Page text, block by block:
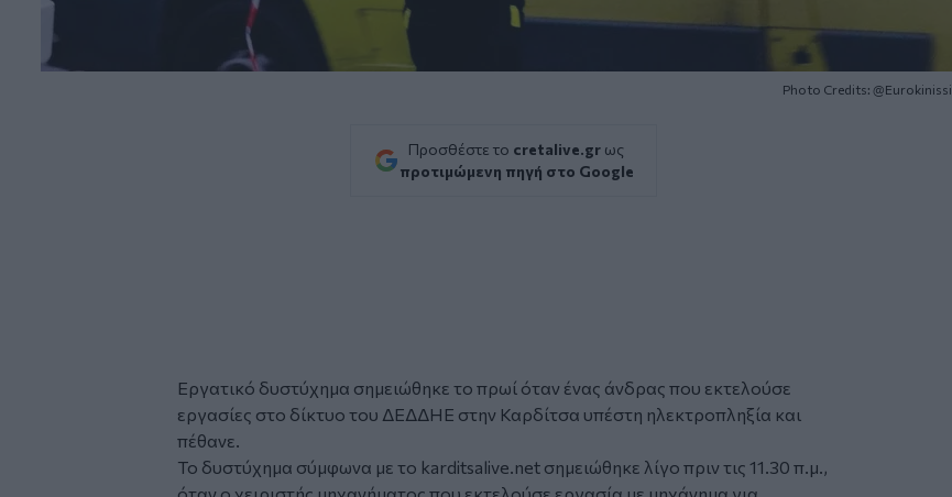
Photo Credits: @Eurokinissi
Προσθέστε το cretalive.gr ως
προτιμώμενη πηγή στο Google
Εργατικό δυστύχημα σημειώθηκε το πρωί όταν ένας άνδρας που εκτελούσε
εργασίες στο δίκτυο του ΔΕΔΔΗΕ στην Καρδίτσα υπέστη ηλεκτροπληξία και
πέθανε.
Το δυστύχημα σύμφωνα με το karditsalive.net σημειώθηκε λίγο πριν τις 11.30 π.μ.,